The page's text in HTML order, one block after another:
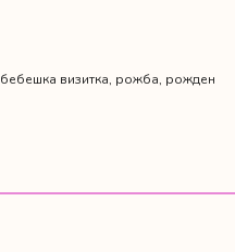
бебешка визитка, рожба, рожден